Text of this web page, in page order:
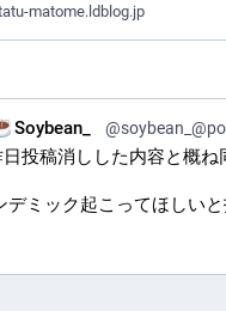
matome.ldblog.jp
Soybean_
投稿消しした内容と概ね
デミック起こってほしい